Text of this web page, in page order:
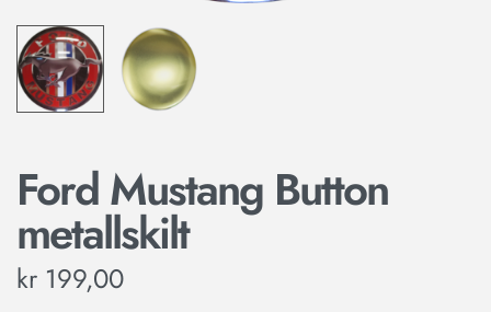
Ford Mustang Button
metallskilt
kr 199,00